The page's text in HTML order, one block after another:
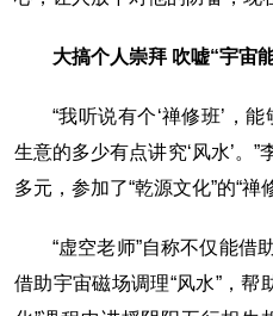
大搞个人崇拜 吹嘘“宇宙
“我听说有个‘禅修班’，
生意的多少有点讲究‘风水’。
多元，参加了“乾源文化”的“禅
“虚空老师”自称不仅能借
借助宇宙磁场调理“风水”，帮